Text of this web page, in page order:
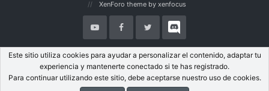
XenForo theme by xenfocus
Este sitio utiliza cookies para ayudar a personalizar el contenido, adaptar tu
experiencia y mantenerte conectado si te has registrado.
Para continuar utilizando este sitio, debe aceptarse nuestro uso de cookies.